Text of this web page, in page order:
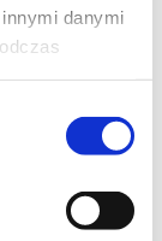
danymi
swoje owce
im na głos